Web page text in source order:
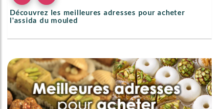
Découvrez les meilleures adresses pour acheter
l'assida du mouled